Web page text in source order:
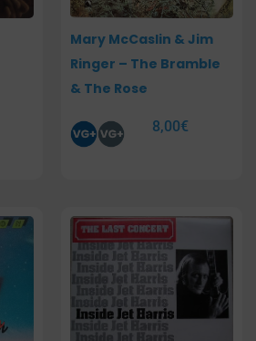
Mary McCaslin & Jim
Ringer – The Bramble
& The Rose
8,00€